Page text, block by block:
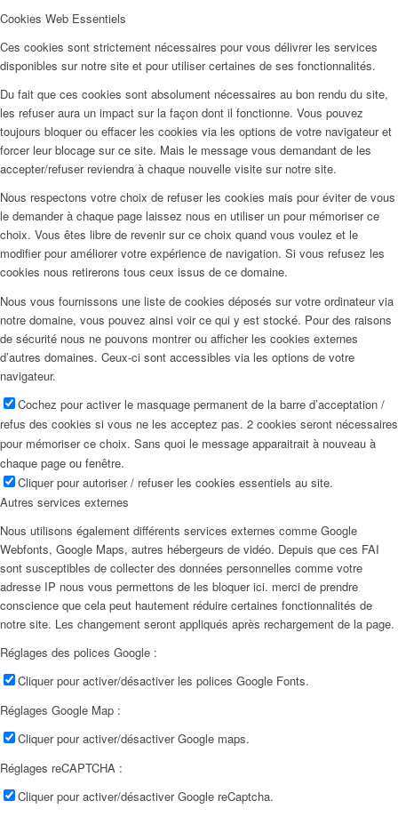
Cookies Web Essentiels
Ces cookies sont strictement nécessaires pour vous délivrer les services
disponibles sur notre site et pour utiliser certaines de ses fonctionnalités.
Du fait que ces cookies sont absolument nécessaires au bon rendu du site,
les refuser aura un impact sur la façon dont il fonctionne. Vous pouvez
toujours bloquer ou effacer les cookies via les options de votre navigateur et
forcer leur blocage sur ce site. Mais le message vous demandant de les
accepter/refuser reviendra à chaque nouvelle visite sur notre site.
Nous respectons votre choix de refuser les cookies mais pour éviter de vous
le demander à chaque page laissez nous en utiliser un pour mémoriser ce
choix. Vous êtes libre de revenir sur ce choix quand vous voulez et le
modifier pour améliorer votre expérience de navigation. Si vous refusez les
cookies nous retirerons tous ceux issus de ce domaine.
Nous vous fournissons une liste de cookies déposés sur votre ordinateur via
notre domaine, vous pouvez ainsi voir ce qui y est stocké. Pour des raisons
de sécurité nous ne pouvons montrer ou afficher les cookies externes
d’autres domaines. Ceux-ci sont accessibles via les options de votre
navigateur.
Cochez pour activer le masquage permanent de la barre d’acceptation /
refus des cookies si vous ne les acceptez pas. 2 cookies seront nécessaires
pour mémoriser ce choix. Sans quoi le message apparaitrait à nouveau à
chaque page ou fenêtre.
Cliquer pour autoriser / refuser les cookies essentiels au site.
Autres services externes
Nous utilisons également différents services externes comme Google
Webfonts, Google Maps, autres hébergeurs de vidéo. Depuis que ces FAI
sont susceptibles de collecter des données personnelles comme votre
adresse IP nous vous permettons de les bloquer ici. merci de prendre
conscience que cela peut hautement réduire certaines fonctionnalités de
notre site. Les changement seront appliqués après rechargement de la page.
Réglages des polices Google :
Cliquer pour activer/désactiver les polices Google Fonts.
Réglages Google Map :
Cliquer pour activer/désactiver Google maps.
Réglages reCAPTCHA :
Cliquer pour activer/désactiver Google reCaptcha.